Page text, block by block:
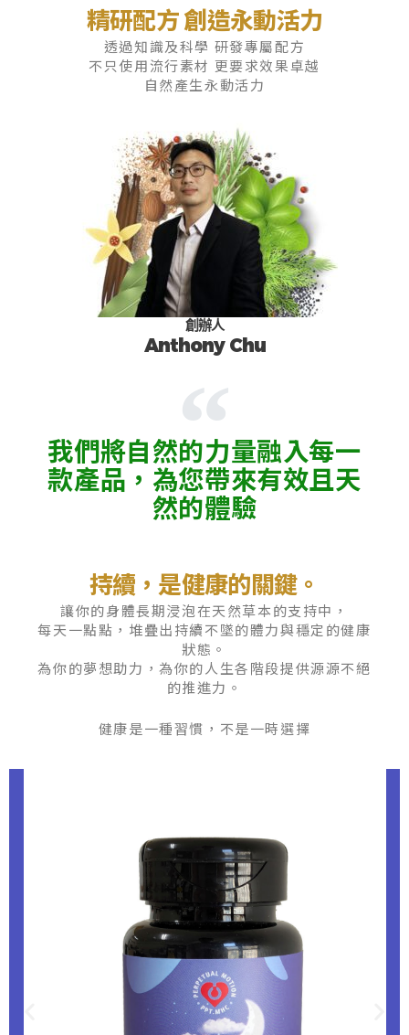
精研配方 創造永動活力
透過知識及科學 研發專屬配方
不只使用流行素材 更要求效果卓越
自然產生永動活力
創辦人
Anthony Chu
我們將自然的力量融入每一
款產品，為您帶來有效且天
然的體驗
持續，是健康的關鍵。
讓你的身體長期浸泡在天然草本的支持中，
每天一點點，堆疊出持續不墜的體力與穩定的健康
狀態。
為你的夢想助力，為你的人生各階段提供源源不絕
的推進力。
健康是一種習慣，不是一時選擇